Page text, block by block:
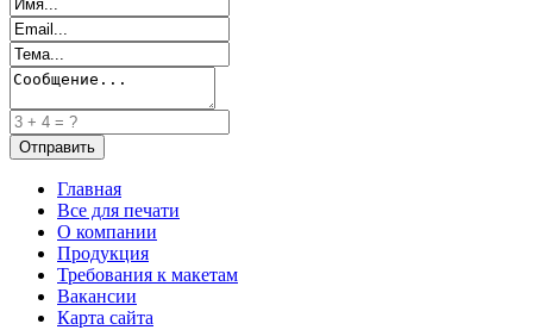
Главная
Все для печати
О компании
Продукция
Требования к макетам
Вакансии
Карта сайта